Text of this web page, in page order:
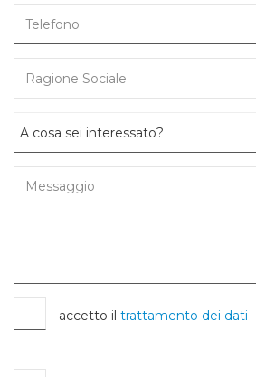
accetto il trattamento dei dati